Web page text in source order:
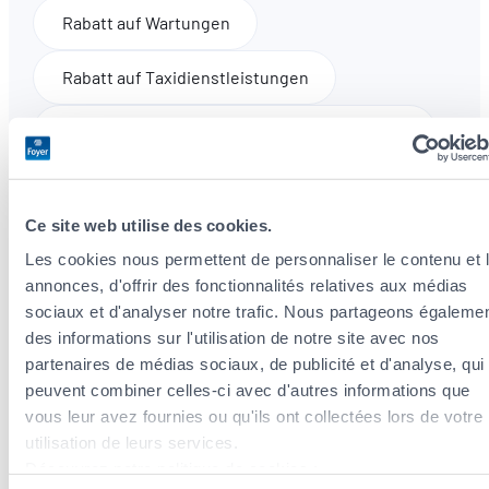
Ce site web utilise des cookies.
Les cookies nous permettent de personnaliser le contenu et
annonces, d'offrir des fonctionnalités relatives aux médias
sociaux et d'analyser notre trafic. Nous partageons
des informations sur l'utilisation de notre site avec nos
partenaires de médias sociaux, de publicité et d'analyse, qui
peuvent combiner celles-ci avec d'autres informations que
vous leur avez fournies ou qu'ils ont collectées lors de votre
utilisation de leurs services.
Rabatt auf Wartungen
Rabatt auf Taxidienstleistungen
Abholung Kostenloser Vorab-Check*
Handwäsche außen
*Nach Vereinbarung
Unsere Partner(28 )